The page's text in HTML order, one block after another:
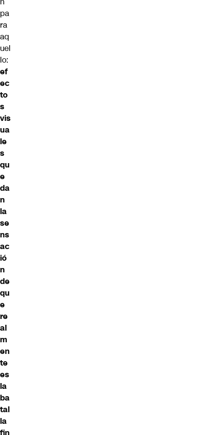
pa
ra
aq
uel
lo:
ef
ec
to
s
vis
ua
le
s
qu
e
da
n
la
se
ns
ac
ió
n
de
qu
e
re
al
m
en
te
es
la
ba
tal
la
fin